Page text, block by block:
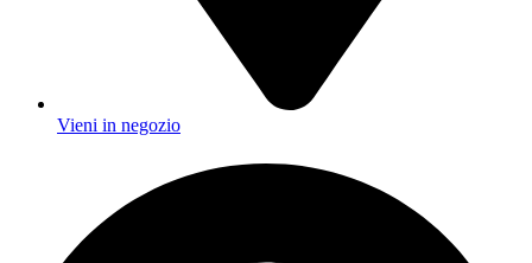
Vieni in negozio